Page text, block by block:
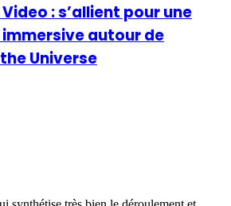
: s’allient pour une
autour de
Universe